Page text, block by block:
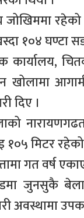
जोखिममा
१०४ घण्टा
कार्यालय,
दिए ।
१०५ मिटर
गत वर्ष
जुनसुकै बेला
अवस्थामा